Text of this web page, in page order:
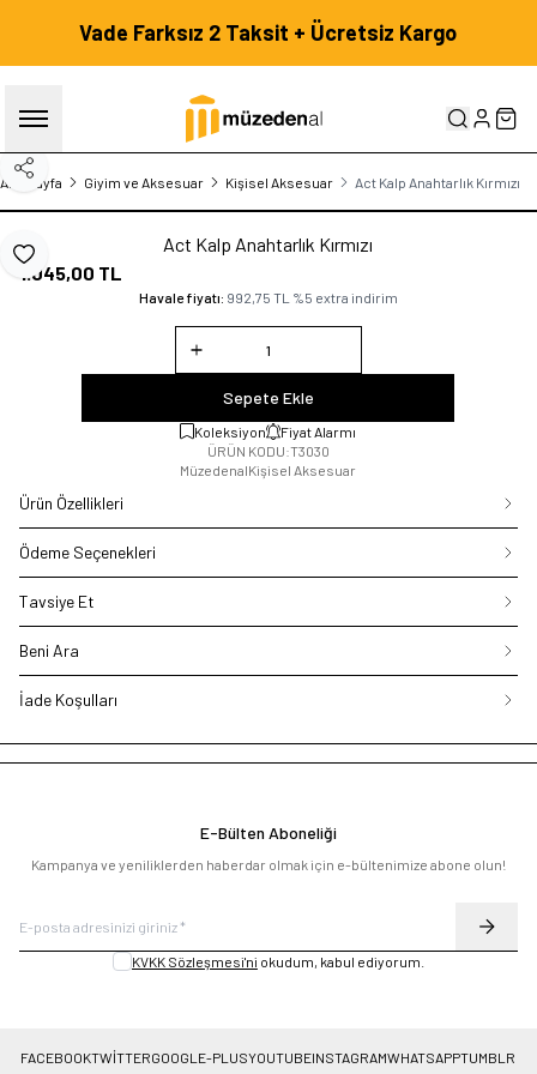
Vade Farksız 2 Taksit + Ücretsiz Kargo
HESABIM
Ana Sayfa Giyim ve Aksesuar Kişisel Aksesuar Act Kalp Anahtarlık Kırmızı
Favoriye Ekle
Paylaş
Act Kalp Anahtarlık Kırmızı
1.045,00 TL
Havale fiyatı: 992,75 TL %5 extra indirim
Sepete Ekle
Koleksiyon
Fiyat Alarmı
ÜRÜN KODU:T3030
MüzedenalKişisel Aksesuar
Ürün Özellikleri
Ödeme Seçenekleri
Tavsiye Et
Beni Ara
İade Koşulları
E-Bülten Aboneliği
Kampanya ve yeniliklerden haberdar olmak için e-bültenimize abone olun!
KVKK Sözleşmesi'ni okudum, kabul ediyorum.
FACEBOOKTWITTERGOOGLE-PLUSYOUTUBEINSTAGRAMWHATSAPPTUMBLR